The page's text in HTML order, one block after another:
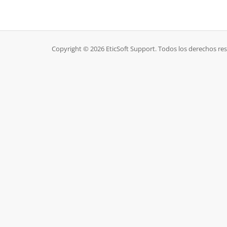
Copyright © 2026 EticSoft Support. Todos los derechos